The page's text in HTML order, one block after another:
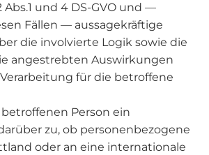
und 4 DS-GVO und —
Fällen — aussagekräftige
die involvierte Logik sowie die
angestrebten Auswirkungen
für die betroffene
Person ein
zu, ob personenbezogene
oder an eine internationale